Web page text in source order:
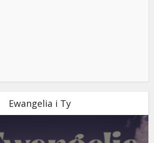
Ewangelia i Ty